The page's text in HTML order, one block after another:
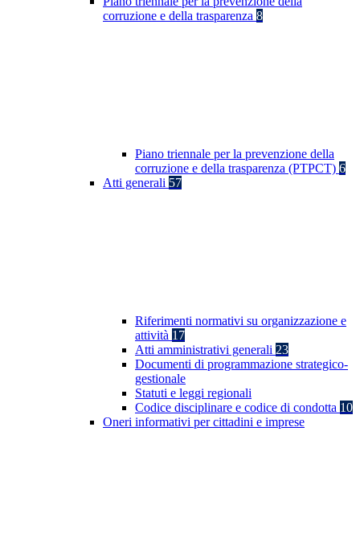
corruzione e della trasparenza 8
Piano triennale per la prevenzione della
corruzione e della trasparenza (PTPCT) 6
Atti generali 57
Riferimenti normativi su organizzazione e
attività 17
Atti amministrativi generali 23
Documenti di programmazione strategico-
gestionale
Statuti e leggi regionali
Codice disciplinare e codice di condotta 10
Oneri informativi per cittadini e imprese